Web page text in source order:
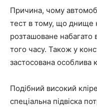
Причина, чому
тест в тому, що днище
розташоване набагато
того часу. Також у
застосована особлива
Подібний високий
спеціальна підвіска